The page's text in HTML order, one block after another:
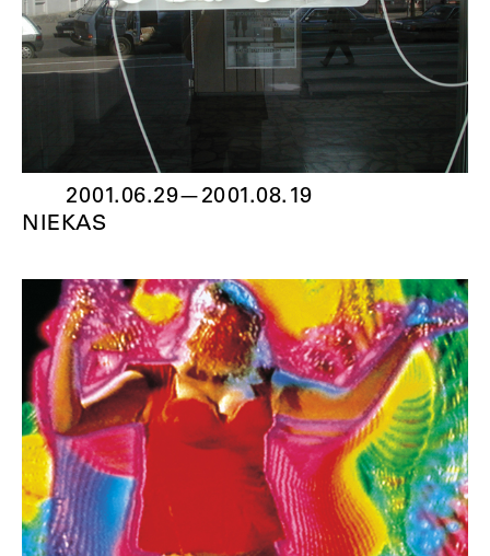
2001.06.29—2001.08.19
NIEKAS